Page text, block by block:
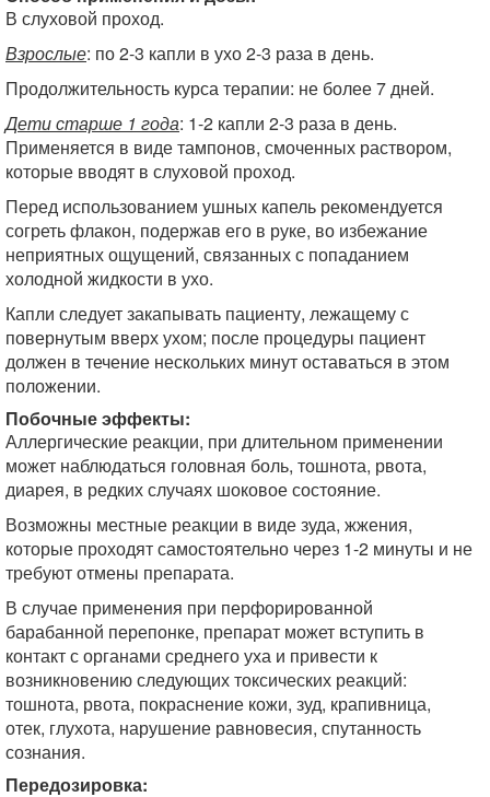
В слуховой проход.
Взрослые: по 2-3 капли в ухо 2-3 раза в день.
Продолжительность курса терапии: не бо­лее 7 дней.
Дети старше 1 года: 1-2 капли 2-3 раза в день.
Применяется в виде тампонов, смо­ченных раствором,
которые вводят в слухо­вой проход.
Перед использованием ушных капель реко­мендуется
согреть флакон, подержав его в руке, во избежание
неприятных ощущений, связанных с попаданием
холодной жидко­сти в ухо.
Капли следует закапывать пациенту, лежа­щему с
повернутым вверх ухом; после про­цедуры пациент
должен в течение несколь­ких минут оставаться в этом
положении.
Побочные эффекты:
Аллергические реакции, при длительном применении
может наблюдаться головная боль, тошнота, рвота,
диарея, в редких случаях шоковое состояние.
Возможны местные реакции в виде зуда, жжения,
которые проходят самостоятельно через 1-2 минуты и не
требуют отмены препарата.
В случае применения при перфорированной
барабанной перепонке, препарат может всту­пить в
контакт с органами среднего уха и привести к
возникновению следующих токсиче­ских реакций:
тошнота, рвота, покраснение кожи, зуд, крапивница,
отек, глухота, наруше­ние равновесия, спутанность
сознания.
Передозировка: